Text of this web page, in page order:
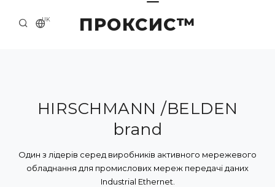
ПРОКСИС™
UK
ПРО НАС
ПРИКЛАДИ ТА РІШЕННЯ
КАТАЛОГ ПРОДУКЦІЇ
HIRSCHMANN /BELDEN
brand
Один з лідерів серед виробників активного мережевого
обладнання для промислових мереж передачі даних
Industrial Ethernet.